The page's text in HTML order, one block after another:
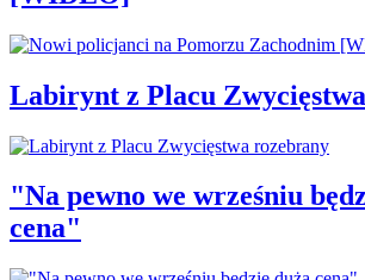
Labirynt z Placu
"Na pewno we wrześniu
cena"